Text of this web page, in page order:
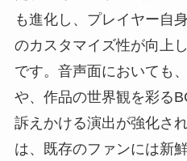
も進化し、プレイヤー自
のカスタマイズ性が向上
です。音声面においても
や、作品の世界観を彩る
訴えかける演出が強化さ
は、既存のファンには新